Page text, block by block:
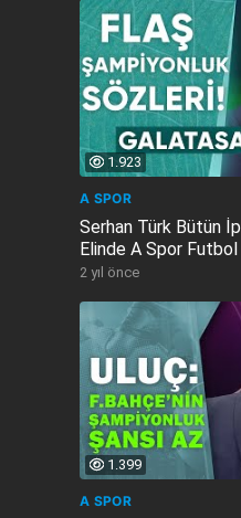
1.923
A SPOR
Serhan Türk Bütün
Elinde A Spor Futbol
30.04.2024
2 yıl önce
1.399
A SPOR